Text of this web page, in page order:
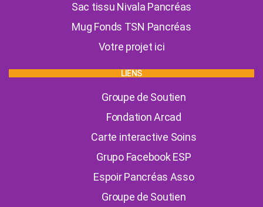
Sac tissu Nivala Pancréas
Mug Fonds TSN Pancréas
Votre projet ici
LIENS
Groupe de Soutien
Fondation Arcad
Carte interactive Soins
Grupo Facebook ESP
Espoir Pancréas Asso
Groupe de Soutien